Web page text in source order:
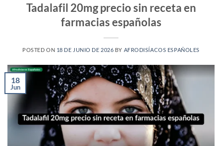
Tadalafil 20mg precio sin receta en
farmacias españolas
POSTED ON 18 DE JUNIO DE 2026 BY AFRODISÍACOS ESPAÑOLES
18
Jun